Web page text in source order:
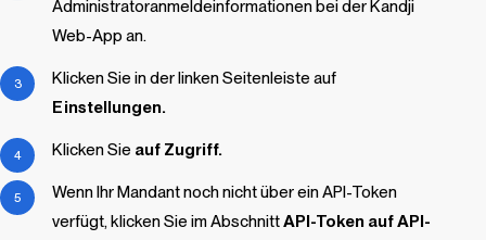
Administratoranmeldeinformationen bei der Kandji
Web-App an.
Klicken Sie in der linken Seitenleiste auf
Einstellungen.
Klicken Sie auf Zugriff.
Wenn Ihr Mandant noch nicht über ein API-Token
verfügt, klicken Sie im AbschnittAPI-Token auf API-